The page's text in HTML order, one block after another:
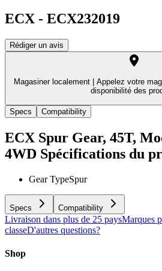
ECX - ECX232019
Rédiger un avis
Magasiner localement |
Appelez votre
disponibilité des
Specs Compatibility
ECX Spur Gear, 45T,
4WD Spécifications du
Gear TypeSpur
Specs Compatibility
Livraison dans plus de 25 paysMarques
classeD'autres questions?
Shop